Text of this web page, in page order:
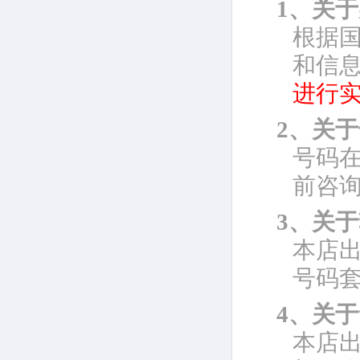
1、关
根据
和信
进行
2、关
号码
前咨
3、关
本店
号码
4、关
本店